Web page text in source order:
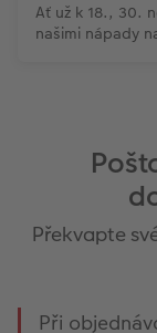
Ať už k 18., 30.
našimi nápady
Překvapte
Při